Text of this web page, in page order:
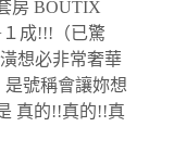
房 BOUTIX
成!!!（已驚
想必非常奢華
號稱會讓妳想
真的!!真的!!真